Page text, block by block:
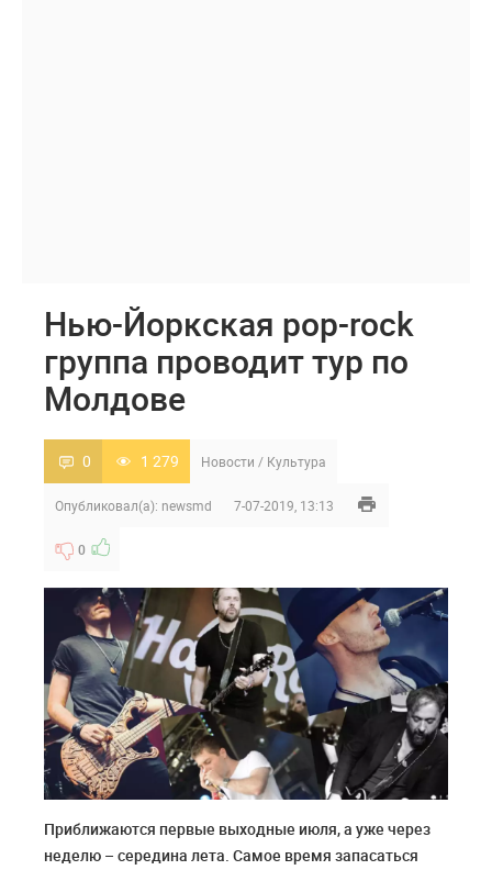
Нью-Йоркская pop-rock
группа проводит тур по
Молдове
0 1 279 Новости / Культура
Опубликовал(а): newsmd 7-07-2019, 13:13
0
Приближаются первые выходные июля, а уже через
неделю – середина лета. Самое время запасаться